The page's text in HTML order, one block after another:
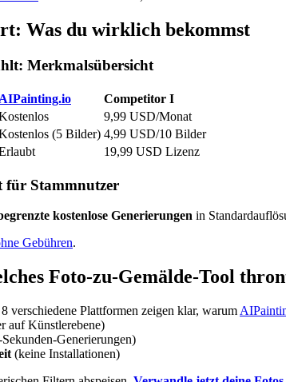
Was du wirklich bekommst
Merkmalsübersicht
AIPainting.io
Competitor I
9,99 USD/Monat
(5 Bilder) 4,99 USD/10 Bilder
19,99 USD Lizenz
für Stammnutzer
kostenlose Generierungen in
Gebühren.
Foto-zu-Gemälde-Tool
verschiedene Plattformen zeigen klar, warum
auf Künstlerebene)
Generierungen)
(keine Installationen)